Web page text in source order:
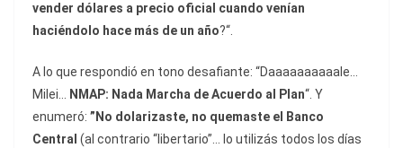
vender dólares a precio oficial cuando venían
haciéndolo hace más de un año?“.
A lo que respondió en tono desafiante: “Daaaaaaaaaale…
Milei… NMAP: Nada Marcha de Acuerdo al Plan“. Y
enumeró: ”No dolarizaste, no quemaste el Banco
Central (al contrario “libertario”… lo utilizás todos los días